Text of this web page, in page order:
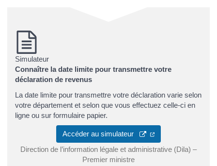
Simulateur
Connaître la date limite pour transmettre votre
déclaration de revenus
La date limite pour transmettre votre déclaration varie selon
votre département et selon que vous effectuez celle-ci en
ligne ou sur formulaire papier.
Accéder au simulateur
Direction de l’information légale et administrative (Dila) –
Premier ministre